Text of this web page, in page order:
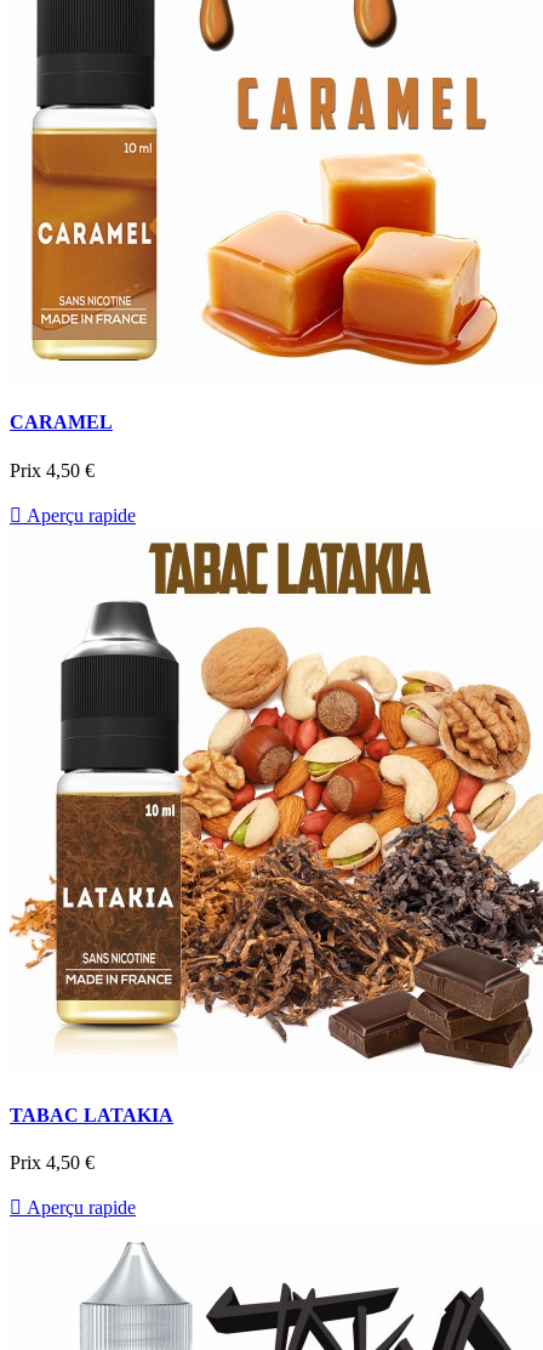
CARAMEL
Prix 4,50 €
 Aperçu rapide
TABAC LATAKIA
Prix 4,50 €
 Aperçu rapide